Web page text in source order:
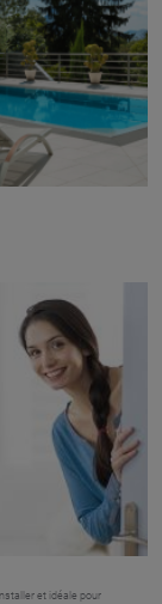
et idéale pour